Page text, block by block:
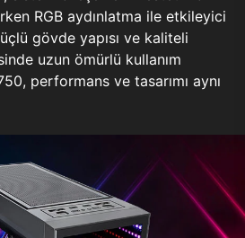
RGB aydınlatma ile etkileyici
gövde yapısı ve kaliteli
uzun ömürlü kullanım
performans ve tasarımı aynı